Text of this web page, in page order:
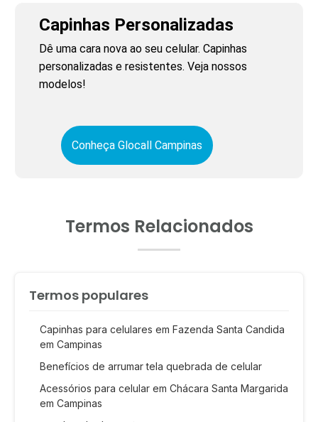
Capinhas Personalizadas
Dê uma cara nova ao seu celular. Capinhas
personalizadas e resistentes. Veja nossos
modelos!
Conheça Glocall Campinas
Termos Relacionados
Termos populares
Capinhas para celulares em Fazenda Santa Candida
em Campinas
Benefícios de arrumar tela quebrada de celular
Acessórios para celular em Chácara Santa Margarida
em Campinas